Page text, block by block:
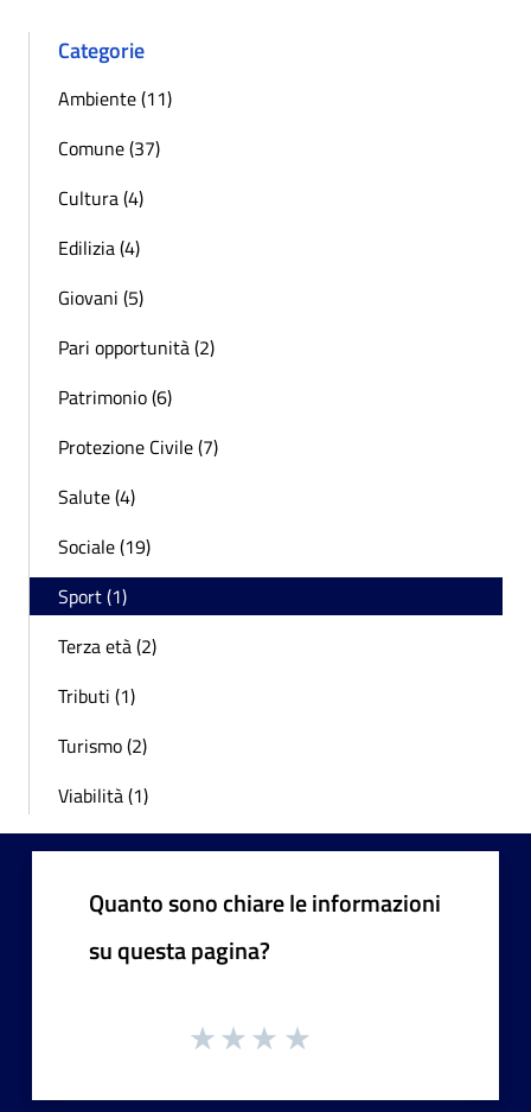
Categorie
Ambiente (11)
Comune (37)
Cultura (4)
Edilizia (4)
Giovani (5)
Pari opportunità (2)
Patrimonio (6)
Protezione Civile (7)
Salute (4)
Sociale (19)
Sport (1)
Terza età (2)
Tributi (1)
Turismo (2)
Viabilità (1)
Quanto sono chiare le informazioni
su questa pagina?